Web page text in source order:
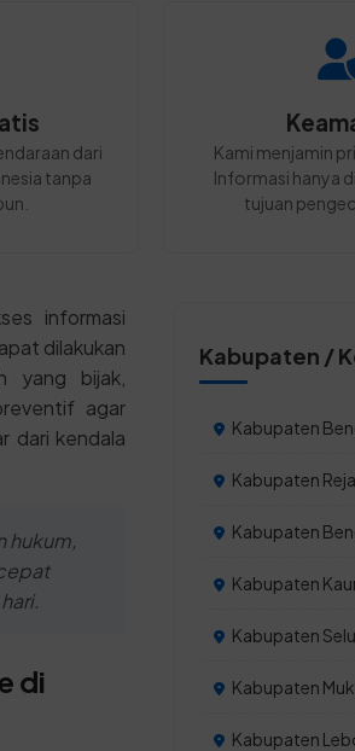
dari
tanpa
Kami menjamin
Informasi hanya
tujuan
informasi
dilakukan
yang bijak,
agar
dari kendala
hukum,
di
Kabupaten /
Kabupaten
Kabupaten
Kabupaten
Kabupaten
Kabupaten
Kabupaten
Kabupaten